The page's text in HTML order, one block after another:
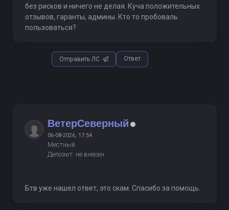
без рисков и ничего не делая. Куча положительных
отзывов, гаранты, админы. Кто то пробоваль
пользоваться?
Отправить ЛС Ответ
ВетерСеверный
06-08-2026, 17:54
Местный
Депозит: не внесен
Бтв уже нашел ответ, это скам. Спасибо за помощь.